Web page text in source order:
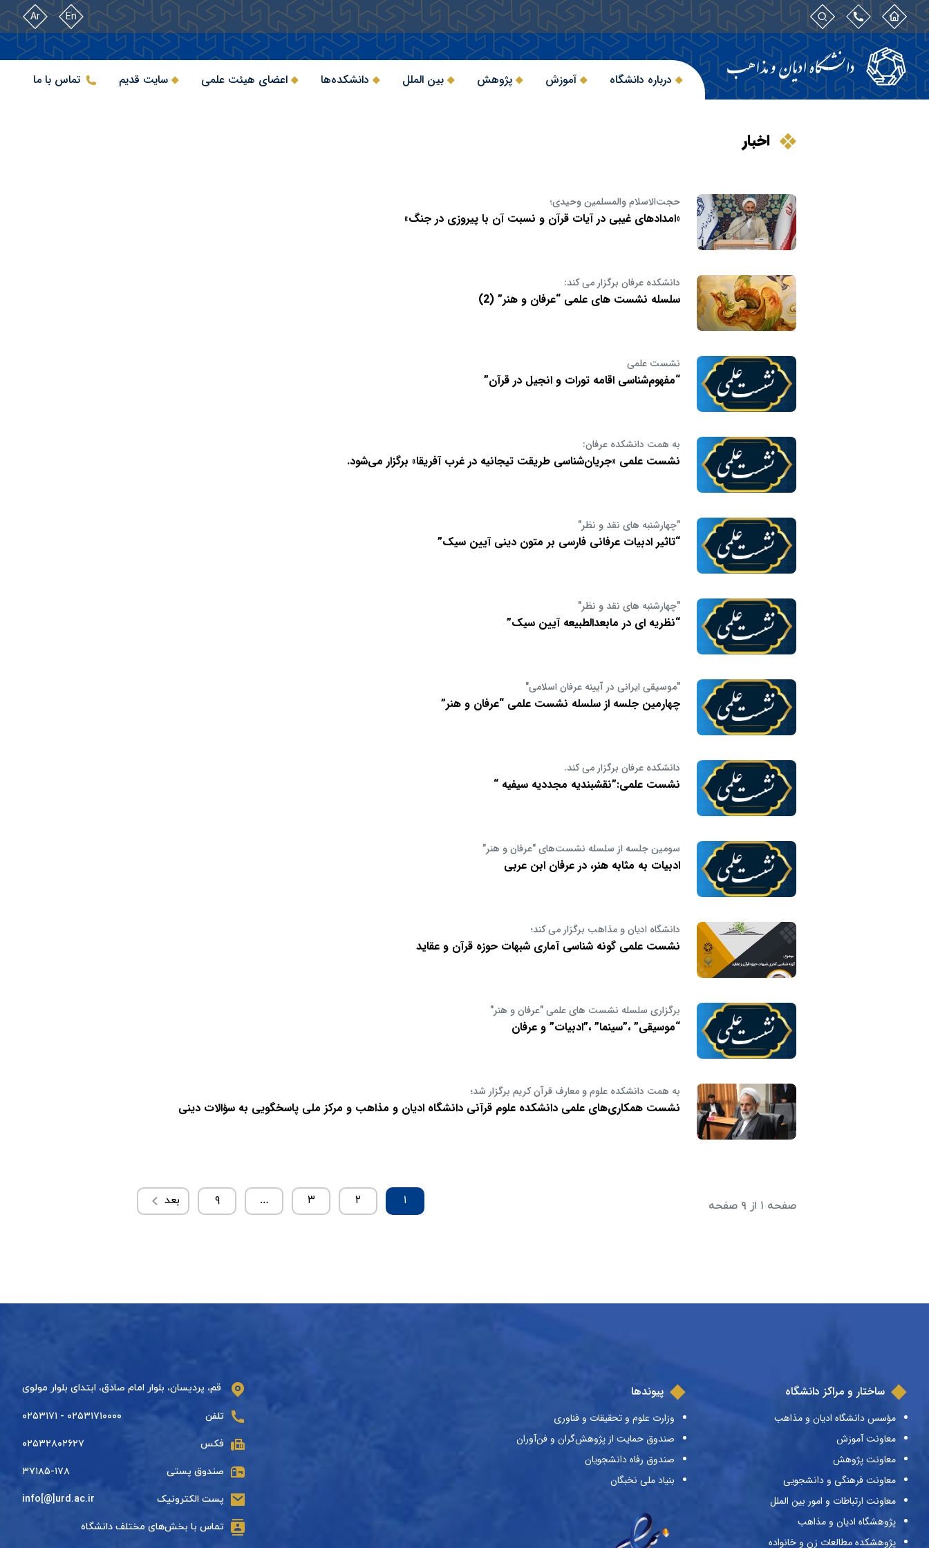
En
Ar
درباره دانشگاه آموزش پژوهش بین الملل دانشکده‌ها اعضای هیئت علمی سایت قدیم تماس با ما
اخبار
حجت‌الاسلام والمسلمین وحیدی؛
«امدادهای غیبی در آیات قرآن و نسبت آن با پیروزی در جنگ»
دانشکده عرفان برگزار می کند:
سلسله نشست های علمی “عرفان و هنر” (2)
نشست علمی
“مفهوم‌شناسی اقامه تورات و انجیل در قرآن”
به همت دانشکده عرفان:
نشست علمی «جریان‌شناسی طریقت تیجانیه در غرب آفریقا» برگزار می‌شود.
"چهارشنبه های نقد و نظر"
“تاثیر ادبیات عرفانی فارسی بر متون دینی آیین سیک”
"چهارشنبه های نقد و نظر"
“نظریه ای در مابعدالطبیعه آیین سیک”
"موسیقی ایرانی در آیینه عرفان اسلامی"
چهارمین جلسه از سلسله نشست علمی “عرفان و هنر”
دانشکده عرفان برگزار می کند.
نشست علمی:”نقشبندیه مجددیه سیفیه “
سومین جلسه از سلسله نشست‌های "عرفان و هنر"
ادبیات به مثابه هنر، در عرفان ابن عربی
دانشگاه ادیان و مذاهب برگزار می کند؛
نشست علمی گونه شناسی آماری شبهات حوزه قرآن و عقاید
برگزاری سلسله نشست های علمی "عرفان و هنر"
“موسیقی” ،”سینما” ،”ادبیات” و عرفان
به همت دانشکده علوم و معارف قرآن کریم برگزار شد؛
نشست همکاری‌های علمی دانشکده علوم قرآنی دانشگاه ادیان و مذاهب و مرکز ملی پاسخگویی به سؤالات دینی
صفحه ۱ از ۹ صفحه ۱ ۲ ۳ … ۹ بعد
ساختار و مراکز دانشگاه
مؤسس دانشگاه ادیان و مذاهب
معاونت آموزش
معاونت پژوهش
معاونت فرهنگی و دانشجویی
معاونت ارتباطات و امور بین الملل
پژوهشگاه ادیان و مذاهب
پژوهشکده مطالعات زن و خانواده
پیوندها
وزارت علوم و تحقیقات و فناوری
صندوق حمایت از پژوهش‌گران و فن‌آوران
صندوق رفاه دانشجویان
بنیاد ملی نخبگان
قم، پردیسان، بلوار امام صادق، ابتدای بلوار مولوی
تلفن ۰۲۵۳۱۷۱۰۰۰۰ - ۰۲۵۳۱۷۱
فکس ۰۲۵۳۲۸۰۲۶۲۷
صندوق پستی ۳۷۱۸۵-۱۷۸
پست الکترونیک info[@]urd.ac.ir
تماس با بخش‌های مختلف دانشگاه